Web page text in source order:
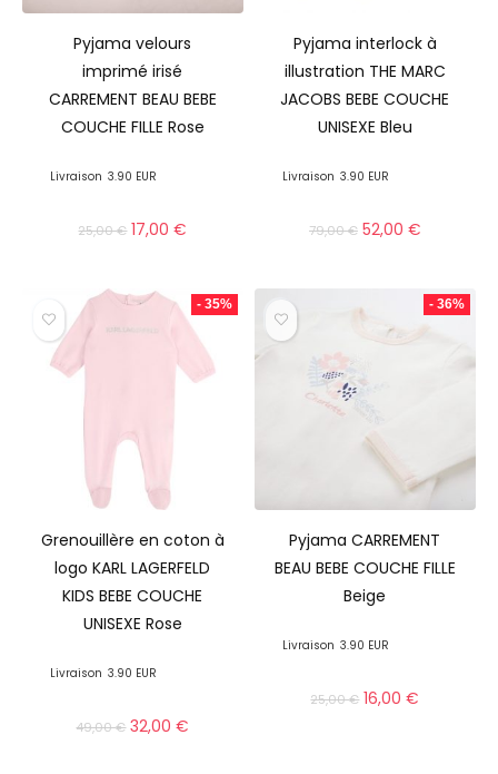
Pyjama velours
imprimé irisé
CARREMENT BEAU BEBE
COUCHE FILLE Rose
Livraison 3.90 EUR
25,00€ 17,00€
Pyjama interlock à
illustration THE MARC
JACOBS BEBE COUCHE
UNISEXE Bleu
Livraison 3.90 EUR
79,00€ 52,00 €
- 35%
Grenouillère en coton à
logo KARL LAGERFELD
KIDS BEBE COUCHE
UNISEXE Rose
Livraison 3.90 EUR
49,00€ 32,00€
- 36%
Pyjama CARREMENT
BEAU BEBE COUCHE FILLE
Beige
Livraison 3.90 EUR
25,00€ 16,00€